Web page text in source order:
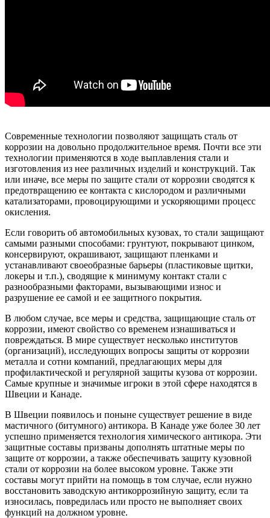
Современные технологии позволяют защищать сталь от
коррозии на довольно продолжительное время. Почти все эти
технологии применяются в ходе выплавления стали и
изготовления из нее различных изделий и конструкций. Так
или иначе, все меры по защите стали от коррозии сводятся к
предотвращению ее контакта с кислородом и различными
катализаторами, провоцирующими и ускоряющими процесс
окисления.
Если говорить об автомобильных кузовах, то стали защищают
самыми разными способами: грунтуют, покрывают цинком,
консервируют, окрашивают, защищают пленками и
устанавливают своеобразные барьеры (пластиковые щитки,
локеры и т.п.), сводящие к минимуму контакт стали с
разнообразными факторами, вызывающими износ и
разрушение ее самой и ее защитного покрытия.
В любом случае, все меры и средства, защищающие сталь от
коррозии, имеют свойство со временем изнашиваться и
повреждаться. В мире существует несколько институтов
(организаций), исследующих вопросы защиты от коррозии
металла и сотни компаний, предлагающих меры для
профилактической и регулярной защиты кузова от коррозии.
Самые крупные и значимые игроки в этой сфере находятся в
Швеции и Канаде.
В Швеции появилось и поныне существует решение в виде
мастичного (битумного) антикора. В Канаде уже более 30 лет
успешно применяется технология химического антикора. Эти
защитные составы призваны дополнять штатные меры по
защите от коррозии, а также обеспечивать защиту кузовной
стали от коррозии на более высоком уровне. Также эти
составы могут прийти на помощь в том случае, если нужно
восстановить заводскую антикоррозийную защиту, если та
износилась, повредилась или просто не выполняет своих
функций на должном уровне.